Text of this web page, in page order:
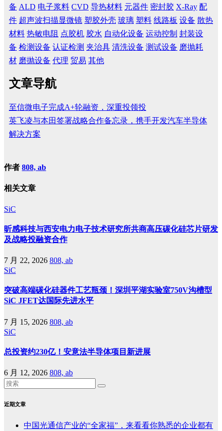
备 ALD 电子浆料 CVD 导热材料 元器件 密封胶 X-Ray 配
件 超声波扫描显微镜 塑胶外壳 玻璃 塑料 线路板 设备 散热
材料 热敏电阻 点胶机 胶水 自动化设备 运动控制 封装设
备 检测设备 认证检测 夹治具 清洗设备 测试设备 磨抛耗
材 磨抛设备 代理 贸易 其他
文章导航
至信微电子完成A+轮融资，深重投领投
英飞凌与本田签署战略合作备忘录，携手开发汽车半导体
解决方案
作者 808, ab
相关文章
SiC
昕感科技与西安电力电子技术研究所共商高压碳化硅芯片研发
及战略投融资合作
7 月 22, 2026 808, ab
SiC
突破高端碳化硅器件工艺瓶颈！深圳平湖实验室750V沟槽型
SiC JFET达国际先进水平
7 月 15, 2026 808, ab
SiC
总投资约230亿！安意法半导体项目新进展
6 月 12, 2026 808, ab
近期文章
中国光通信产业的“全家福”，来看看你熟悉的企业都有